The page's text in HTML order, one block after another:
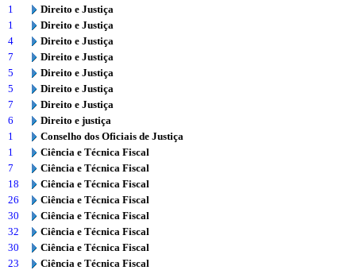
1
Direito e Justiça
1
Direito e Justiça
4
Direito e Justiça
7
Direito e Justiça
5
Direito e Justiça
5
Direito e Justiça
7
Direito e Justiça
6
Direito e justiça
1
Conselho dos Oficiais de Justiça
1
Ciência e Técnica Fiscal
7
Ciência e Técnica Fiscal
18
Ciência e Técnica Fiscal
26
Ciência e Técnica Fiscal
30
Ciência e Técnica Fiscal
32
Ciência e Técnica Fiscal
30
Ciência e Técnica Fiscal
23
Ciência e Técnica Fiscal